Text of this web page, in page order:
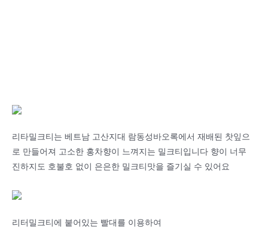
리타밀크티는 베트남 고산지대 람동성바오록에서 재배된 찻잎으
로 만들어져 고소한 홍차향이 느껴지는 밀크티입니다 향이 너무
진하지도 호불호 없이 은은한 밀크티맛을 즐기실 수 있어요
리터밀크티에 붙어있는 빨대를 이용하여